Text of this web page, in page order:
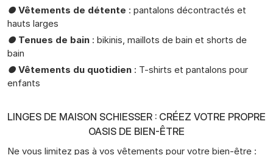
● Vêtements de détente : pantalons décontractés et
hauts larges
● Tenues de bain : bikinis, maillots de bain et shorts de
bain
● Vêtements du quotidien : T-shirts et pantalons pour
enfants
LINGES DE MAISON SCHIESSER : CRÉEZ VOTRE PROPRE
OASIS DE BIEN-ÊTRE
Ne vous limitez pas à vos vêtements pour votre bien-être :